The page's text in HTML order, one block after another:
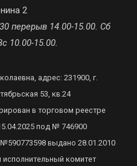
2
перерыв 14.00-15.00. Сб
10.00-15.00.
адрес: 231900, г.
53, кв.24
в торговом реестре
под № 746900
выдано 28.01.2010
комитет